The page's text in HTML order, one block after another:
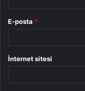
E-posta *
İnternet sitesi